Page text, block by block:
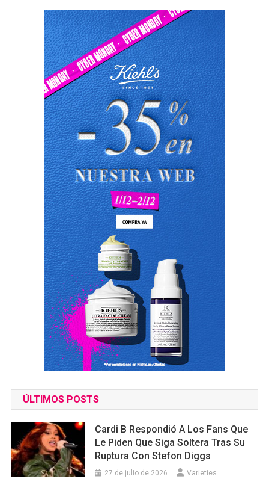
ÚLTIMOS POSTS
Cardi B Respondió A Los Fans Que
Le Piden Que Siga Soltera Tras Su
Ruptura Con Stefon Diggs
27 de julio de 2026 Varieties